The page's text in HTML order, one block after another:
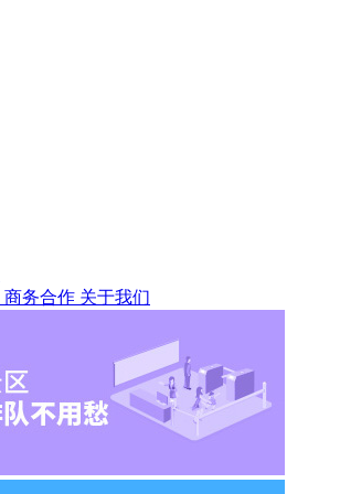
商务合作 关于我们